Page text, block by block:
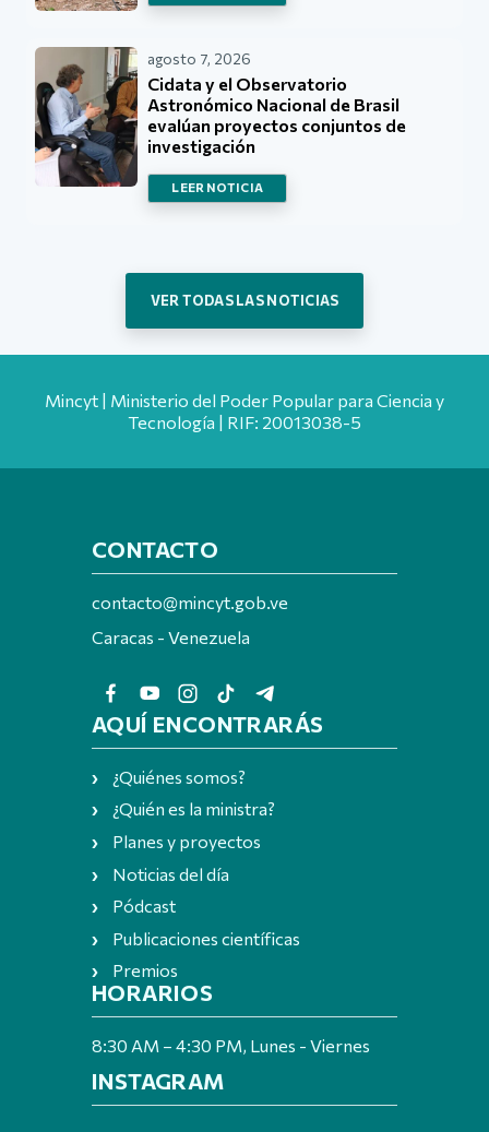
agosto 7, 2026
Cidata y el Observatorio
Astronómico Nacional de Brasil
evalúan proyectos conjuntos de
investigación
LEER NOTICIA
VER TODAS LAS NOTICIAS
Mincyt | Ministerio del Poder Popular para Ciencia y
Tecnología | RIF: 20013038-5
CONTACTO
contacto@mincyt.gob.ve
Caracas - Venezuela
AQUÍ ENCONTRARÁS
¿Quiénes somos?
¿Quién es la ministra?
Planes y proyectos
Noticias del día
Pódcast
Publicaciones científicas
Premios
HORARIOS
8:30 AM – 4:30 PM, Lunes - Viernes
INSTAGRAM